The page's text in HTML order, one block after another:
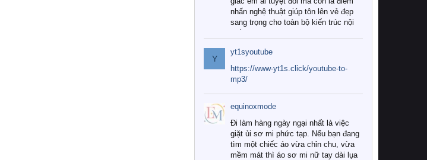
nhấn nghệ thuật giúp tôn lên vẻ đẹp
sang trọng cho toàn bộ kiến trúc nội
Tuy nhiên, giữa thị trường đa dạng
với vô vàn thương hiệu và mẫu mã
như hiện nay, làm thế nào để chọn
được những bộ chăn ga gối đệm cao
cấp thực sự chất lượng, phù hợp với
khí hậu và nhu cầu sử dụng của gia
đình? Hãy cùng chúng tôi đi tìm lời
giải đáp chi tiết qua bài viết dưới đây.
1. Tại sao các gia đình hiện đại lại ưa
Y
yt1syoutube
https://www-yt1s.click/youtube-to-
mp3/
equinoxmode
Đi làm hàng ngày ngại nhất là việc
giặt ủi sơ mi phức tạp. Nếu bạn đang
tìm một chiếc áo vừa chỉn chu, vừa
mềm mát thì áo sơ mi nữ tay dài lụa